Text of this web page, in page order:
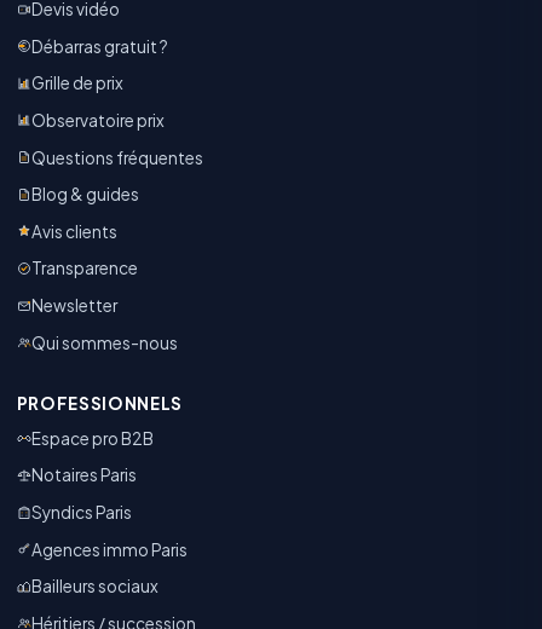
Devis vidéo
Débarras gratuit ?
Grille de prix
Observatoire prix
Questions fréquentes
Blog & guides
Avis clients
Transparence
Newsletter
Qui sommes-nous
PROFESSIONNELS
Espace pro B2B
Notaires Paris
Syndics Paris
Agences immo Paris
Bailleurs sociaux
Héritiers / succession